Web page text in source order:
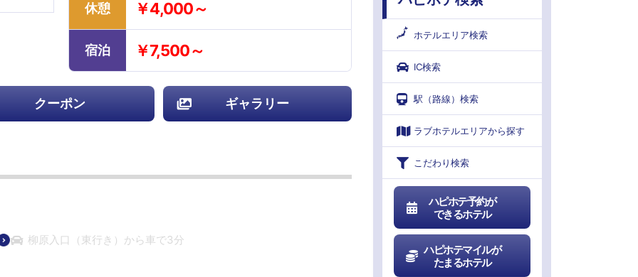
休憩 ￥4,000～
宿泊 ￥7,500～
クーポン ギャラリー
柳原入口（東行き）から車で3分
ホテルエリア検索
IC検索
駅（路線）検索
ラブホテルエリアから探す
こだわり検索
ハピホテ予約が
できるホテル
ハピホテマイルが
たまるホテル